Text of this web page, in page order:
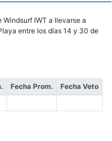
IWT a llevarse a
entre los días 14 y 30 de
Fecha Prom.
Fecha Veto